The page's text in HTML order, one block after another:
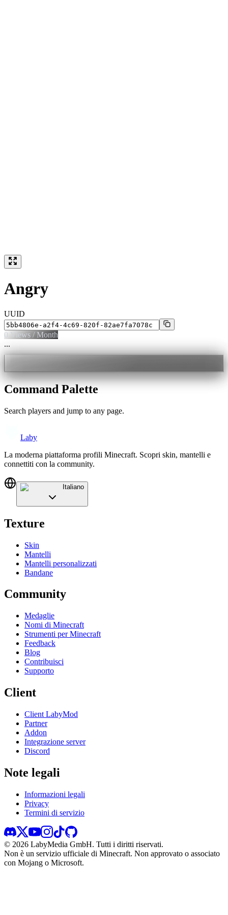
Angry
UUID
0 Views / Month
...
Command Palette
Search players and jump to any page.
Laby
La moderna piattaforma profili Minecraft. Scopri skin, mantelli e
connettiti con la community.
Italiano
Texture
Skin
Mantelli
Mantelli personalizzati
Bandane
Community
Medaglie
Nomi di Minecraft
Strumenti per Minecraft
Feedback
Blog
Contribuisci
Supporto
Client
Client LabyMod
Partner
Addon
Integrazione server
Discord
Note legali
Informazioni legali
Privacy
Termini di servizio
© 2026 LabyMedia GmbH. Tutti i diritti riservati.
Non è un servizio ufficiale di Minecraft. Non approvato o associato
con Mojang o Microsoft.